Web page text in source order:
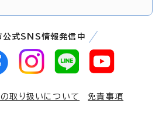
公式SNS情報発信中
取り扱いについて
免責事項